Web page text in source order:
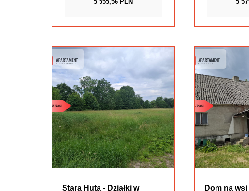
5 555,56 PLN 5
Stara Huta - Działki w
Dom na